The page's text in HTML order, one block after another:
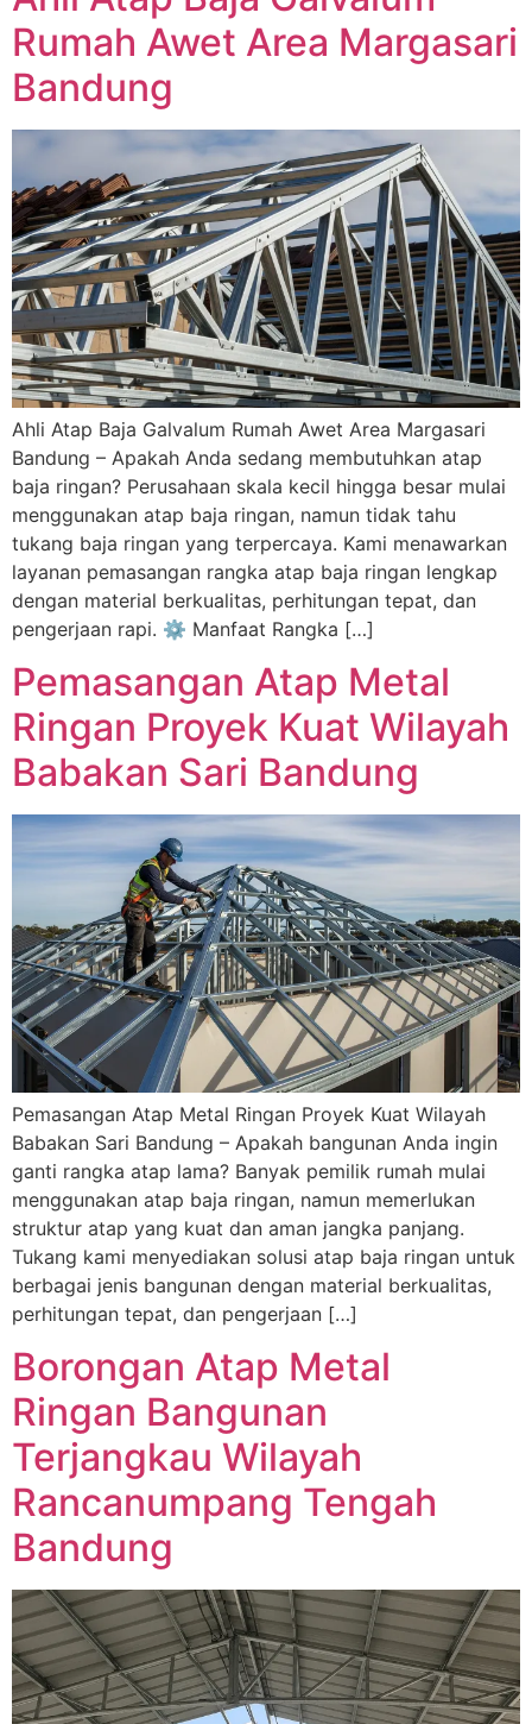
Rumah Awet Area Margasari
Bandung
Ahli Atap Baja Galvalum Rumah Awet Area Margasari
Bandung – Apakah Anda sedang membutuhkan atap
baja ringan? Perusahaan skala kecil hingga besar mulai
menggunakan atap baja ringan, namun tidak tahu
tukang baja ringan yang terpercaya. Kami menawarkan
layanan pemasangan rangka atap baja ringan lengkap
dengan material berkualitas, perhitungan tepat, dan
pengerjaan rapi. ⚙️ Manfaat Rangka […]
Pemasangan Atap Metal
Ringan Proyek Kuat Wilayah
Babakan Sari Bandung
Pemasangan Atap Metal Ringan Proyek Kuat Wilayah
Babakan Sari Bandung – Apakah bangunan Anda ingin
ganti rangka atap lama? Banyak pemilik rumah mulai
menggunakan atap baja ringan, namun memerlukan
struktur atap yang kuat dan aman jangka panjang.
Tukang kami menyediakan solusi atap baja ringan untuk
berbagai jenis bangunan dengan material berkualitas,
perhitungan tepat, dan pengerjaan […]
Borongan Atap Metal
Ringan Bangunan
Terjangkau Wilayah
Rancanumpang Tengah
Bandung